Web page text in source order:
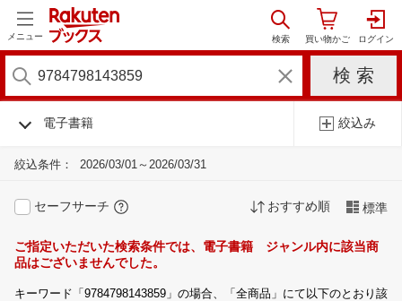
メニュー
電子書籍 絞込み
絞込条件： 2026/03/01～2026/03/31
セーフサーチ おすすめ順 標準
ご指定いただいた検索条件では、電子書籍 ジャンル内に該当商
品はございませんでした。
キーワード「9784798143859」の場合、「全商品」にて以下のとおり該